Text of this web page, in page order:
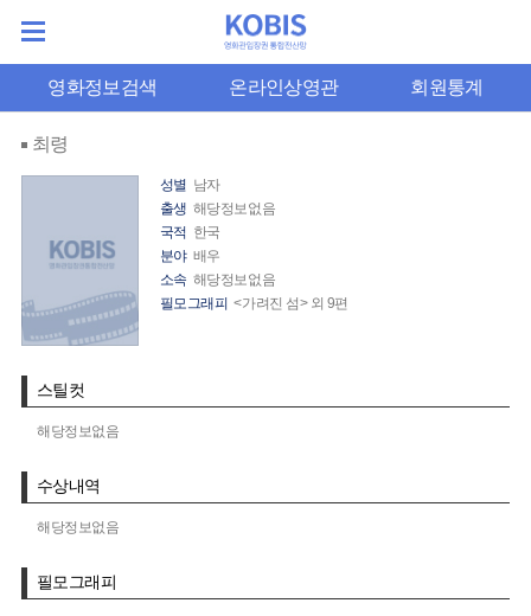
영화정보검색 온라인상영관 회원통계
최령
성별 남자
출생 해당정보없음
국적 한국
분야 배우
소속 해당정보없음
필모그래피 <가려진 섬> 외 9편
스틸컷
해당정보없음
수상내역
해당정보없음
필모그래피